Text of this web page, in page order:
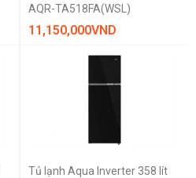
AQR-TA518FA(WSL)
11,150,000VND
Tủ lạnh Aqua Inverter 358 lít